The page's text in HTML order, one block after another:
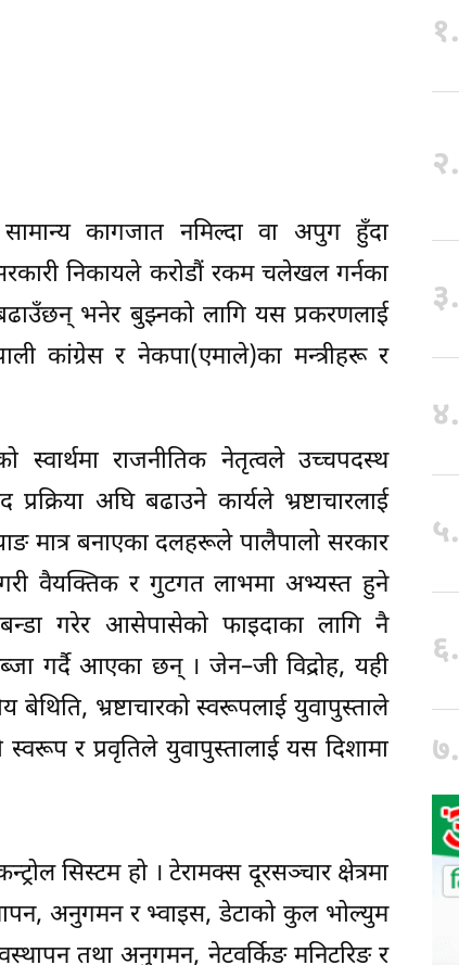
सामान्य कागजात नमिल्दा वा अपुग हुँदा
निकायले करोडौं रकम चलेखल गर्नका
भनेर बुझ्नको लागि यस प्रकरणलाई
कांग्रेस र नेकपा(एमाले)का मन्त्रीहरू र
स्वार्थमा राजनीतिक नेतृत्वले उच्चपदस्थ
अघि बढाउने कार्यले भ्रष्टाचारलाई
मात्र बनाएका दलहरूले पालैपालो सरकार
वैयक्तिक र गुटगत लाभमा अभ्यस्त हुने
गरेर आसेपासेको फाइदाका लागि नै
गर्दै आएका छन् । जेन–जी विद्रोह, यही
भ्रष्टाचारको स्वरूपलाई युवापुस्ताले
र प्रवृतिले युवापुस्तालाई यस दिशामा
सिस्टम हो । टेरामक्स दूरसञ्चार क्षेत्रमा
अनुगमन र भ्वाइस, डेटाको कुल भोल्युम
तथा अनुगमन, नेटवर्किङ मनिटरिङ र
१.
२.
३.
४.
५.
६.
७.